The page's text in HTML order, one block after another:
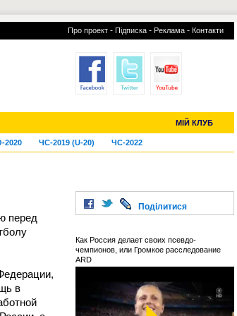
Про проект - Підписка - Реклама - Контакти
МІЙ КЛУБ
2020 ЧС-2019 (U-20) ЧС-2022
УСІ ТРАНСФЕРИ
перед
в
Поділитися
Как Россия делает своих псевдо-
чемпионов, или Громкое расследование
ARD